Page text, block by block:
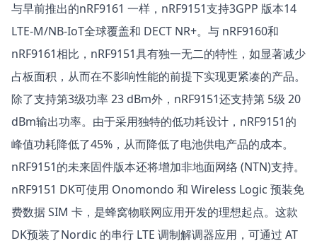
与早前推出的nRF9161 一样，nRF9151支持3GPP 版本14
LTE-M/NB-IoT全球覆盖和 DECT NR+。与 nRF9160和
nRF9161相比，nRF9151具有独一无二的特性，如显著减少
占板面积，从而在不影响性能的前提下实现更紧凑的产品。
除了支持第3级功率 23 dBm外，nRF9151还支持第 5级 20
dBm输出功率。由于采用独特的低功耗设计，nRF9151的
峰值功耗降低了45%，从而降低了电池供电产品的成本。
nRF9151的未来固件版本还将增加非地面网络 (NTN)支持。
nRF9151 DK可使用 Onomondo 和 Wireless Logic 预装免
费数据 SIM 卡，是蜂窝物联网应用开发的理想起点。这款
DK预装了Nordic 的串行 LTE 调制解调器应用，可通过 AT